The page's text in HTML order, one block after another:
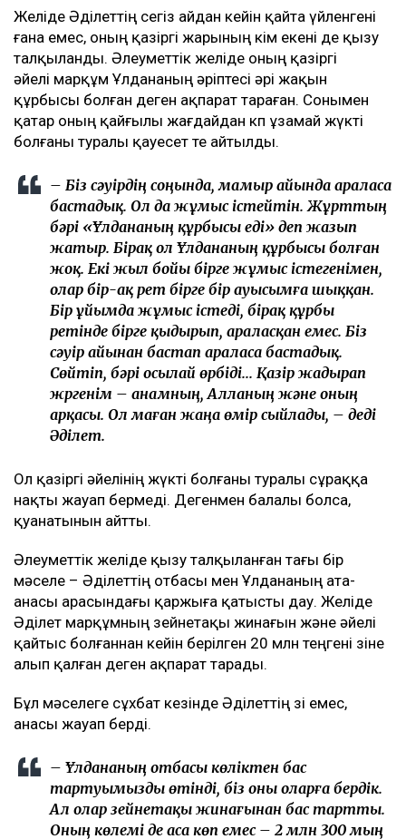
Желіде Әділеттің сегіз айдан кейін қайта үйленгені
ғана емес, оның қазіргі жарының кім екені де қызу
талқыланды. Әлеуметтік желіде оның қазіргі
әйелі марқұм Ұлдананың әріптесі әрі жақын
құрбысы болған деген ақпарат тараған. Сонымен
қатар оның қайғылы жағдайдан көп ұзамай жүкті
болғаны туралы қауесет те айтылды.
– Біз сәуірдің соңында, мамыр айында араласа
бастадық. Ол да жұмыс істейтін. Жұрттың
бәрі «Ұлдананың құрбысы еді» деп жазып
жатыр. Бірақ ол Ұлдананың құрбысы болған
жоқ. Екі жыл бойы бірге жұмыс істегенімен,
олар бір-ақ рет бірге бір ауысымға шыққан.
Бір ұйымда жұмыс істеді, бірақ құрбы
ретінде бірге қыдырып, араласқан емес. Біз
сәуір айынан бастап араласа бастадық.
Сөйтіп, бәрі осылай өрбіді... Қазір жадырап
жүргенім – анамның, Алланың және оның
арқасы. Ол маған жаңа өмір сыйлады, – деді
Әділет.
Ол қазіргі әйелінің жүкті болғаны туралы сұраққа
нақты жауап бермеді. Дегенмен балалы болса,
қуанатынын айтты.
Әлеуметтік желіде қызу талқыланған тағы бір
мәселе – Әділеттің отбасы мен Ұлдананың ата-
анасы арасындағы қаржыға қатысты дау. Желіде
Әділет марқұмның зейнетақы жинағын және әйелі
қайтыс болғаннан кейін берілген 20 млн теңгені өзіне
алып қалған деген ақпарат тарады.
Бұл мәселеге сұхбат кезінде Әділеттің өзі емес,
анасы жауап берді.
– Ұлдананың отбасы көліктен бас
тартуымызды өтінді, біз оны оларға бердік.
Ал олар зейнетақы жинағынан бас тартты.
Оның көлемі де аса көп емес – 2 млн 300 мың